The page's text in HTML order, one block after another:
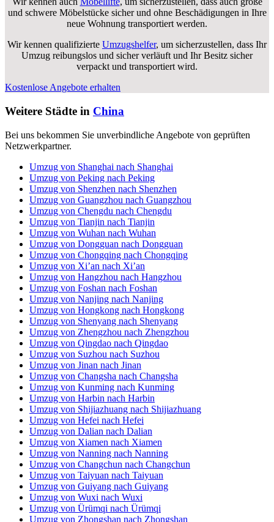
Umzug von Chongqing nach Chongqing
Umzug von Xi’an nach Xi’an
Umzug von Hangzhou nach Hangzhou
Umzug von Foshan nach Foshan
Umzug von Nanjing nach Nanjing
Umzug von Hongkong nach Hongkong
Umzug von Shenyang nach Shenyang
Umzug von Zhengzhou nach Zhengzhou
Umzug von Qingdao nach Qingdao
Umzug von Suzhou nach Suzhou
Umzug von Jinan nach Jinan
Umzug von Kunming nach Kunming
Umzug von Harbin nach Harbin
Umzug von Hefei nach Hefei
Umzug von Dalian nach Dalian
Umzug von Xiamen nach Xiamen
Umzug von Nanning nach Nanning
Umzug von Changchun nach Changchun
Umzug von Taiyuan nach Taiyuan
Umzug von Guiyang nach Guiyang
Umzug von Wuxi nach Wuxi
Umzug von Ürümqi nach Ürümqi
Umzug von Zhongshan nach Zhongshan
Umzug von Shantou nach Shantou
Umzug von Ningbo nach Ningbo
Umzug von Fuzhou nach Fuzhou
Umzug von Nanchang nach Nanchang
Umzug von Changzhou nach Changzhou
Umzug von Lanzhou nach Lanzhou
Umzug von Nantong nach Nantong
Umzug von Huizhou nach Huizhou
Umzug von Xuzhou nach Xuzhou
Umzug von Zibo nach Zibo
Umzug von Linyi nach Linyi
Umzug von Wenzhou nach Wenzhou
Umzug von Tangshan nach Tangshan
Umzug von Hohhot nach Hohhot
Umzug von Haikou nach Haikou
Umzug von Luoyang nach Luoyang
Umzug von Shaoxing nach Shaoxing
Umzug von Yantai nach Yantai
Umzug von Zhuhai nach Zhuhai
Umzug von Liuzhou nach Liuzhou
Umzug von Baotou nach Baotou
Umzug von Handan nach Handan